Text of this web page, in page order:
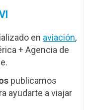
en aviación,
+ Agencia de
publicamos
ayudarte a viajar